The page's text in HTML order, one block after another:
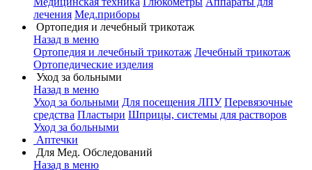
лечения Мед.приборы
Ортопедия и лечебный трикотаж
Назад в меню
Ортопедия и лечебный трикотаж Лечебный трикотаж
Ортопедические изделия
Уход за больными
Назад в меню
Уход за больными Для посещения ЛПУ Перевязочные
средства Пластыри Шприцы, системы для растворов
Уход за больными
Аптечки
Для Мед. Обследований
Назад в меню